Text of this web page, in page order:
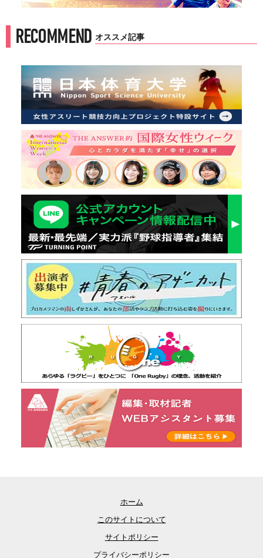
RECOMMEND オススメ記事
ホーム
このサイトについて
サイトポリシー
プライバシーポリシー